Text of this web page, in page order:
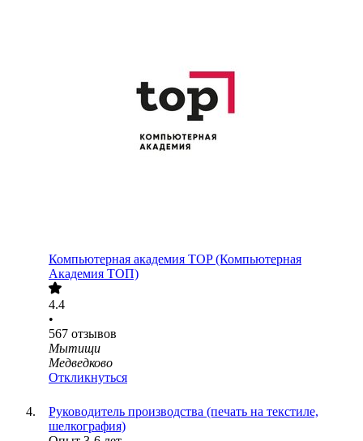
Компьютерная академия TOP (Компьютерная
Академия ТОП)
4.4
•
567 отзывов
Мытищи
Медведково
Откликнуться
Руководитель производства (печать на текстиле,
шелкография)